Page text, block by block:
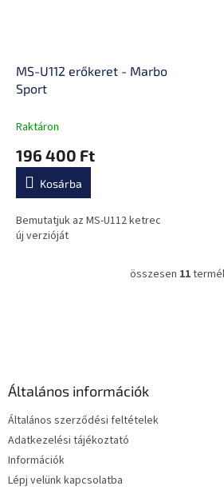
MS-U112 erőkeret - Marbo
Sport
Raktáron
196 400 Ft
Kosárba
Bemutatjuk az MS-U112 ketrec
új verzióját
L
összesen 11
Általános információk
Általános szerződési feltételek
Adatkezelési tájékoztató
Információk
Lépj velünk kapcsolatba